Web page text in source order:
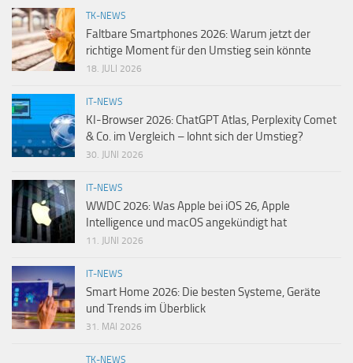
TK-NEWS
Faltbare Smartphones 2026: Warum jetzt der
richtige Moment für den Umstieg sein könnte
18. JULI 2026
IT-NEWS
KI-Browser 2026: ChatGPT Atlas, Perplexity Comet
& Co. im Vergleich – lohnt sich der Umstieg?
30. JUNI 2026
IT-NEWS
WWDC 2026: Was Apple bei iOS 26, Apple
Intelligence und macOS angekündigt hat
11. JUNI 2026
IT-NEWS
Smart Home 2026: Die besten Systeme, Geräte
und Trends im Überblick
31. MAI 2026
TK-NEWS